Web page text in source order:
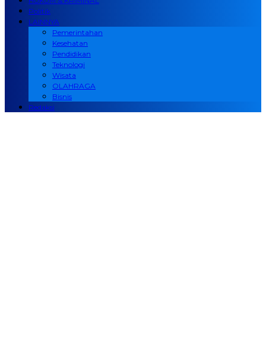
Politik
LAINNYA
Pemerintahan
Kesehatan
Pendidikan
Teknologi
Wisata
OLAHRAGA
Bisnis
Redaksi